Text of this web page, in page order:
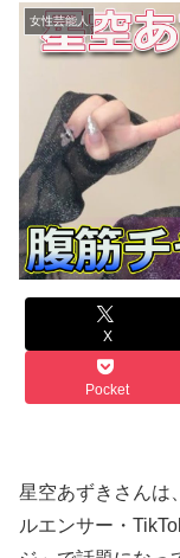
女性芸能人
X
Pocket
星空あずきさんは
ルエンサー・